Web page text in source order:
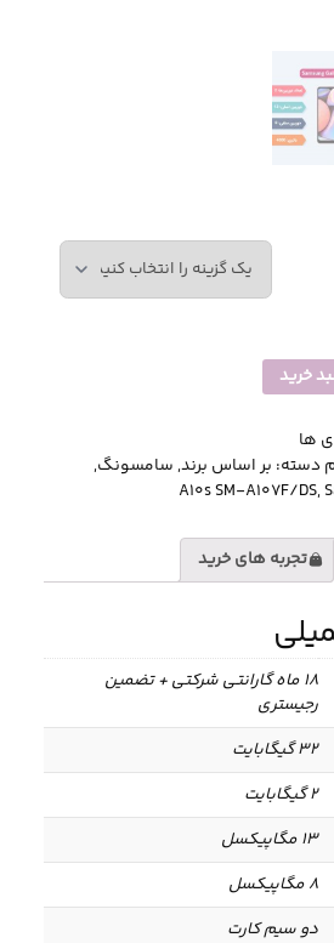
خرید
ها
دسته: بر اساس برند,سامسونگ,
A10s SM-A107F/DS,
تجربه های خرید
18 ماه گارانتی شرکتی + تضمین
رجیستری
32 گیگابایت
2 گیگابایت
13 مگاپیکسل
8 مگاپیکسل
دو سیم کارت